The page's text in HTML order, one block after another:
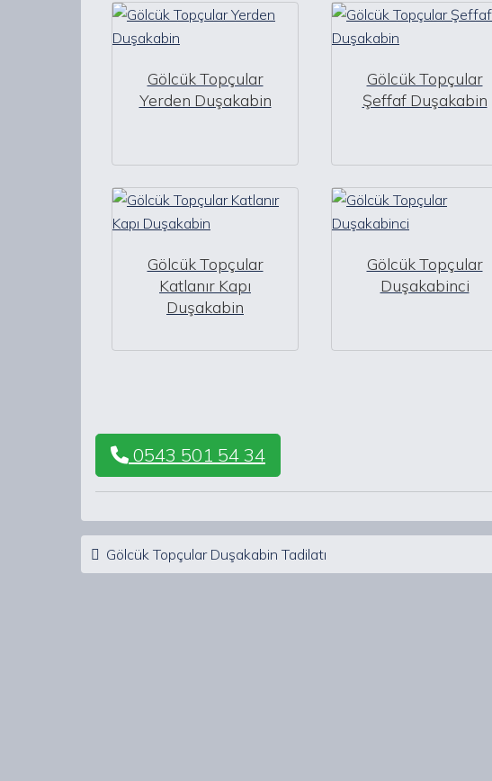
Gölcük Topçular
Yerden Duşakabin
Gölcük Topçular
Şeffaf Duşakabin
Gölcük Topçular
Katlanır Kapı
Duşakabin
Gölcük Topçular
Duşakabinci
0543 501 54 34
Post navigation
Gölcük Topçular Duşakabin Tadilatı